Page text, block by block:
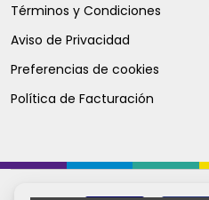
Términos y Condiciones
Aviso de Privacidad
Preferencias de cookies
Política de Facturación